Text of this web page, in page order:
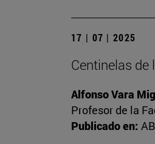
17 | 07 | 2025
Centinelas de
Alfonso Vara
Profesor de la
Publicado en: